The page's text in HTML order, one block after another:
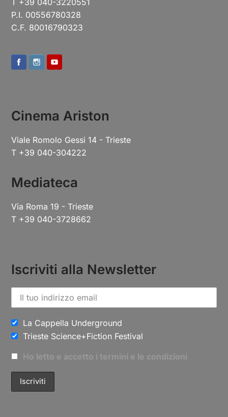
T +39 040-3220551
P.I. 00556780328
C.F. 80016790323
Cinema Ariston
Viale Romolo Gessi 14 - Trieste
T +39 040-304222
Mediateca
Via Roma 19 - Trieste
T +39 040-3728662
Iscriviti alla Newsletter
La Cappella Underground
Trieste Science+Fiction Festival
Ho letto e accetto i termini e le condizioni